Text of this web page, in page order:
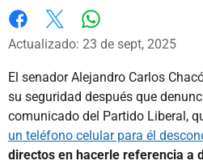
Facebook
X
Actualizado: 23 de sept, 2025
El senador Alejandro Carlos
su seguridad después que
comunicado del Partido Liberal,
un teléfono celular para él
directos en hacerle referencia a